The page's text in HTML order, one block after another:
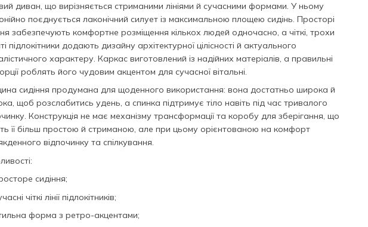
диван, що вирізняється стриманими лініями й сучасними формами. У ньому
поєднується лаконічний силует із максимальною площею сидінь. Просторі
забезпечують комфортне розміщення кількох людей одночасно, а чіткі, трохи
підлокітники додають дизайну архітектурної цілісності й актуального
характеру. Каркас виготовлений із надійних матеріалів, а правильні
роблять його чудовим акцентом для сучасної вітальні.
сидіння продумана для щоденного використання: вона достатньо широка й
щоб розслабитись удень, а спинка підтримує тіло навіть під час тривалого
Конструкція не має механізму трансформації та коробу для зберігання, що
її більш простою й стриманою, але при цьому орієнтованою на комфорт
відпочинку та спілкування.
сидіння;
чіткі лінії підлокітників;
форма з ретро-акцентами;